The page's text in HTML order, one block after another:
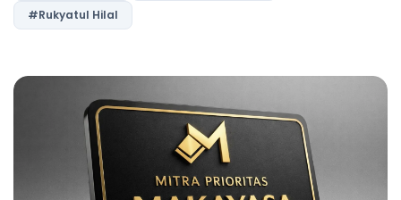
#Rukyatul Hilal